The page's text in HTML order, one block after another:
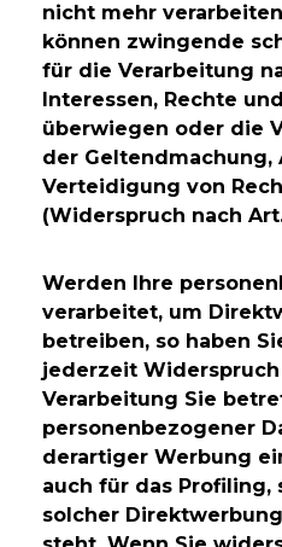
nicht mehr
können zwingende
für die Verarbeitung
Interessen, Rechte
überwiegen oder die
der Geltendmachung,
Verteidigung von
(Widerspruch nach Art.
Werden Ihre
verarbeitet, um
betreiben, so haben
jederzeit
Verarbeitung Sie
personenbezogener
derartiger Werbung
auch für das Profiling,
solcher